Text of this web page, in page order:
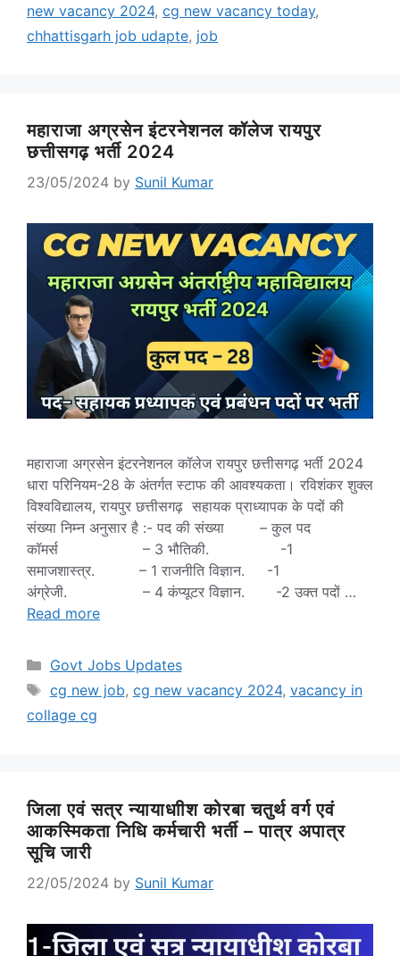
new vacancy 2024, cg new vacancy today,
chhattisgarh job udapte, job
महाराजा अग्रसेन इंटरनेशनल कॉलेज रायपुर
छत्तीसगढ़ भर्ती 2024
23/05/2024 by Sunil Kumar
महाराजा अग्रसेन इंटरनेशनल कॉलेज रायपुर छत्तीसगढ़ भर्ती 2024
धारा परिनियम-28 के अंतर्गत स्टाफ की आवश्यकता। रविशंकर शुक्ल
विश्वविद्यालय, रायपुर छत्तीसगढ़ सहायक प्राध्यापक के पदों की
संख्या निम्न अनुसार है :- पद की संख्या – कुल पद
कॉमर्स – 3 भौतिकी. -1
समाजशास्त्र. – 1 राजनीति विज्ञान. -1
अंग्रेजी. – 4 कंप्यूटर विज्ञान. -2 उक्त पदों …
Read more
Categories
Govt Jobs Updates
Tags
cg new job, cg new vacancy 2024, vacancy in
collage cg
जिला एवं सत्र न्यायाधाीश कोरबा चतुर्थ वर्ग एवं
आकस्मिकता निधि कर्मचारी भर्ती – पात्र अपात्र
सूचि जारी
22/05/2024 by Sunil Kumar